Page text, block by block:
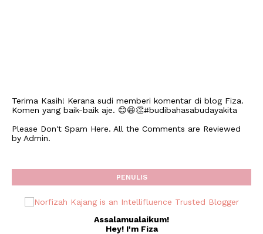
Terima Kasih! Kerana sudi memberi komentar di blog Fiza.
Komen yang baik-baik aje. 😊😆👏#budibahasabudayakita
Please Don't Spam Here. All the Comments are Reviewed
by Admin.
PENULIS
Assalamualaikum!
Hey! I'm Fiza